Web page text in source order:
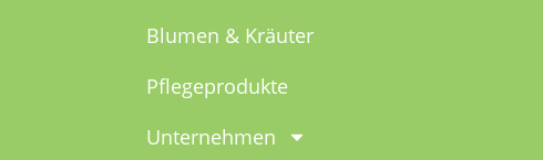
Blumen & Kräuter
Pflegeprodukte
Unternehmen